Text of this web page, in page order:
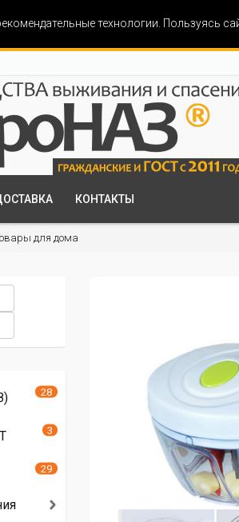
технологии. Пользуясь
КОНТАКТЫ
для дома
28
3
29